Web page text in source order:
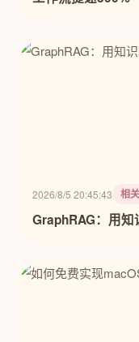
2026/8/5 20:45:43 相
GraphRAG：用